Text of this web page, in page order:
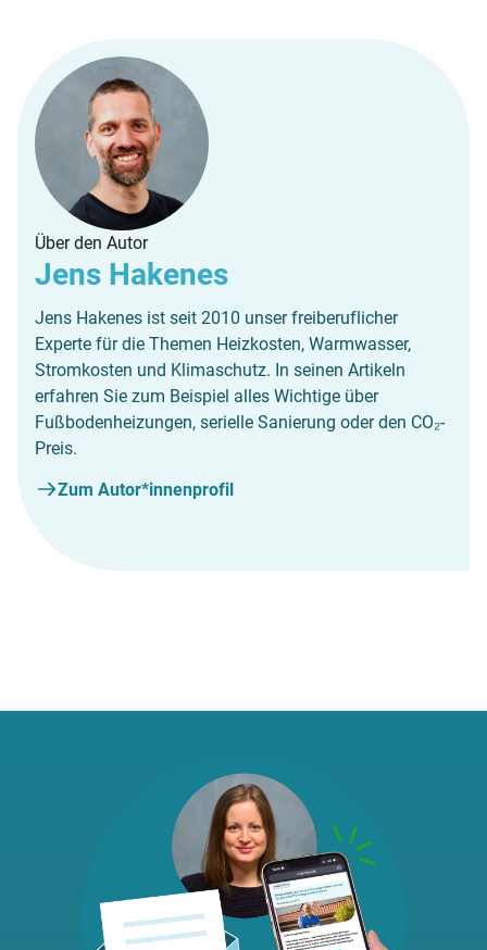
Über den Autor
Jens Hakenes
Jens Hakenes ist seit 2010 unser freiberuflicher
Experte für die Themen Heizkosten, Warmwasser,
Stromkosten und Klimaschutz. In seinen Artikeln
erfahren Sie zum Beispiel alles Wichtige über
Fußbodenheizungen, serielle Sanierung oder den CO₂-
Preis.
Zum Autor*innenprofil